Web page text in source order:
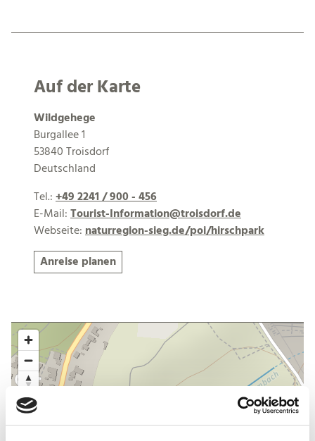
Auf der Karte
Wildgehege
Burgallee 1
53840 Troisdorf
Deutschland
Tel.:+49 2241 / 900 - 456
E-Mail:Tourist-Information@troisdorf.de
Webseite:naturregion-sieg.de/poi/hirschpark
Anreise planen